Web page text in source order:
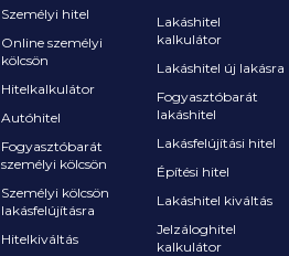
Személyi hitel
Online személyi
kölcsön
Hitelkalkulátor
Autóhitel
Fogyasztóbarát
személyi kölcsön
Személyi kölcsön
lakásfelújításra
Hitelkiváltás
Lakáshitel
kalkulátor
Lakáshitel új lakásra
Fogyasztóbarát
lakáshitel
Lakásfelújítási hitel
Építési hitel
Lakáshitel kiváltás
Jelzáloghitel
kalkulátor